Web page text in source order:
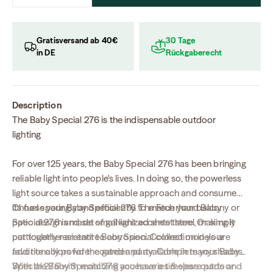
Gratisversand ab 40€
in DE
30 Tage
Rückgaberecht
Description
The Baby Special 276 is the indispensable outdoor
lighting
For over 125 years, the Baby Special 276 has been bringing
reliable lightinto people's lives. In doing so, the powerless
light source takes a sustainable approach and consumes
its fuel sparingly and efficiently. The Feuerhand Baby
Special 276 is made of galvanized sheet steel, making it
particularly resistant to corrosion. Colored models are
additionally powder coated and available in many shades.
With the Baby Special 276 you have atimeless outdoor
Choose your Baby Special 276 to match your balcony or
patio design and set small light accents there. Or simply
put together an entireBaby Special collection in your
favorite colorsfor the garden party. Complete your Baby
Special 276 with matching accessories & spare parts and